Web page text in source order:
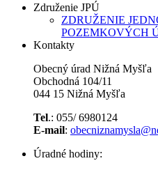
Združenie JPÚ
ZDRUŽENIE
POZEMKOVÝCH
Kontakty
Obecný úrad Nižná Myšľa
Obchodná 104/11
044 15 Nižná Myšľa
Tel.: 055/ 6980124
E-mail:
Úradné hodiny: